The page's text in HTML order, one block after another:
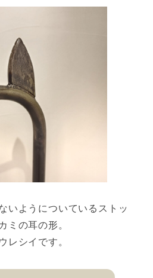
いようについているストッ
ミの耳の形。
レシイです。